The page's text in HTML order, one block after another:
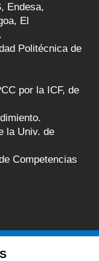
Endesa,
El
Politécnica de
por la ICF, de
la Univ. de
Competencias